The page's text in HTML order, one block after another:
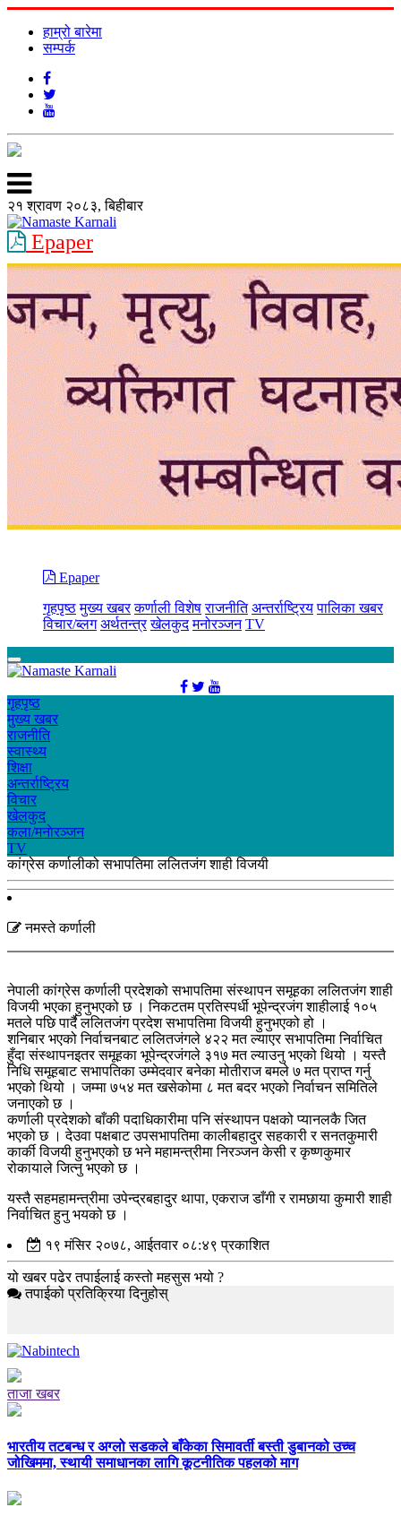
हाम्रो बारेमा
सम्पर्क
२१ श्रावण २०८३, बिहीबार
Epaper
Epaper
गृहपृष्ठ मुख्य खबर कर्णाली विशेष राजनीति अन्तर्राष्ट्रिय पालिका खबर
विचार/ब्लग अर्थतन्त्र खेलकुद मनोरञ्जन TV
गृहपृष्ठ
मुख्य खबर
राजनीति
स्वास्थ्य
शिक्षा
अन्तर्राष्ट्रिय
विचार
खेलकुद
कला/मनाेरञ्जन
TV
कांग्रेस कर्णालीको सभापतिमा ललितजंग शाही विजयी
नमस्ते कर्णाली
नेपाली कांग्रेस कर्णाली प्रदेशको सभापतिमा संस्थापन समूहका ललितजंग शाही
विजयी भएका हुनुभएको छ । निकटतम प्रतिस्पर्धी भूपेन्द्रजंग शाहीलाई १०५
मतले पछि पार्दै ललितजंग प्रदेश सभापतिमा विजयी हुनुभएको हो ।
शनिबार भएको निर्वाचनबाट ललितजंगले ४२२ मत ल्याएर सभापतिमा निर्वाचित
हुँदा संस्थापनइतर समूहका भूपेन्द्रजंगले ३१७ मत ल्याउनु भएको थियो । यस्तै
निधि समूहबाट सभापतिका उम्मेदवार बनेका मोतीराज बमले ७ मत प्राप्त गर्नु
भएको थियो । जम्मा ७५४ मत खसेकोमा ८ मत बदर भएको निर्वाचन समितिले
जनाएको छ ।
कर्णाली प्रदेशको बाँकी पदाधिकारीमा पनि संस्थापन पक्षको प्यानलकै जित
भएको छ । देउवा पक्षबाट उपसभापतिमा कालीबहादुर सहकारी र सनतकुमारी
कार्की विजयी हुनुभएको छ भने महामन्त्रीमा निरञ्जन केसी र कृष्णकुमार
रोकायाले जित्नु भएको छ ।
यस्तै सहमहामन्त्रीमा उपेन्द्रबहादुर थापा, एकराज डाँगी र रामछाया कुमारी शाही
निर्वाचित हुनु भयको छ ।
१९ मंसिर २०७८, आईतवार ०८:४९ प्रकाशित
यो खबर पढेर तपाईलाई कस्तो महसुस भयो ?
तपाईको प्रतिक्रिया दिनुहोस्
ताजा खबर
भारतीय तटबन्ध र अग्लो सडकले बाँकेका सिमावर्ती बस्ती डुबानको उच्च
जोखिममा, स्थायी समाधानका लागि कूटनीतिक पहलको माग